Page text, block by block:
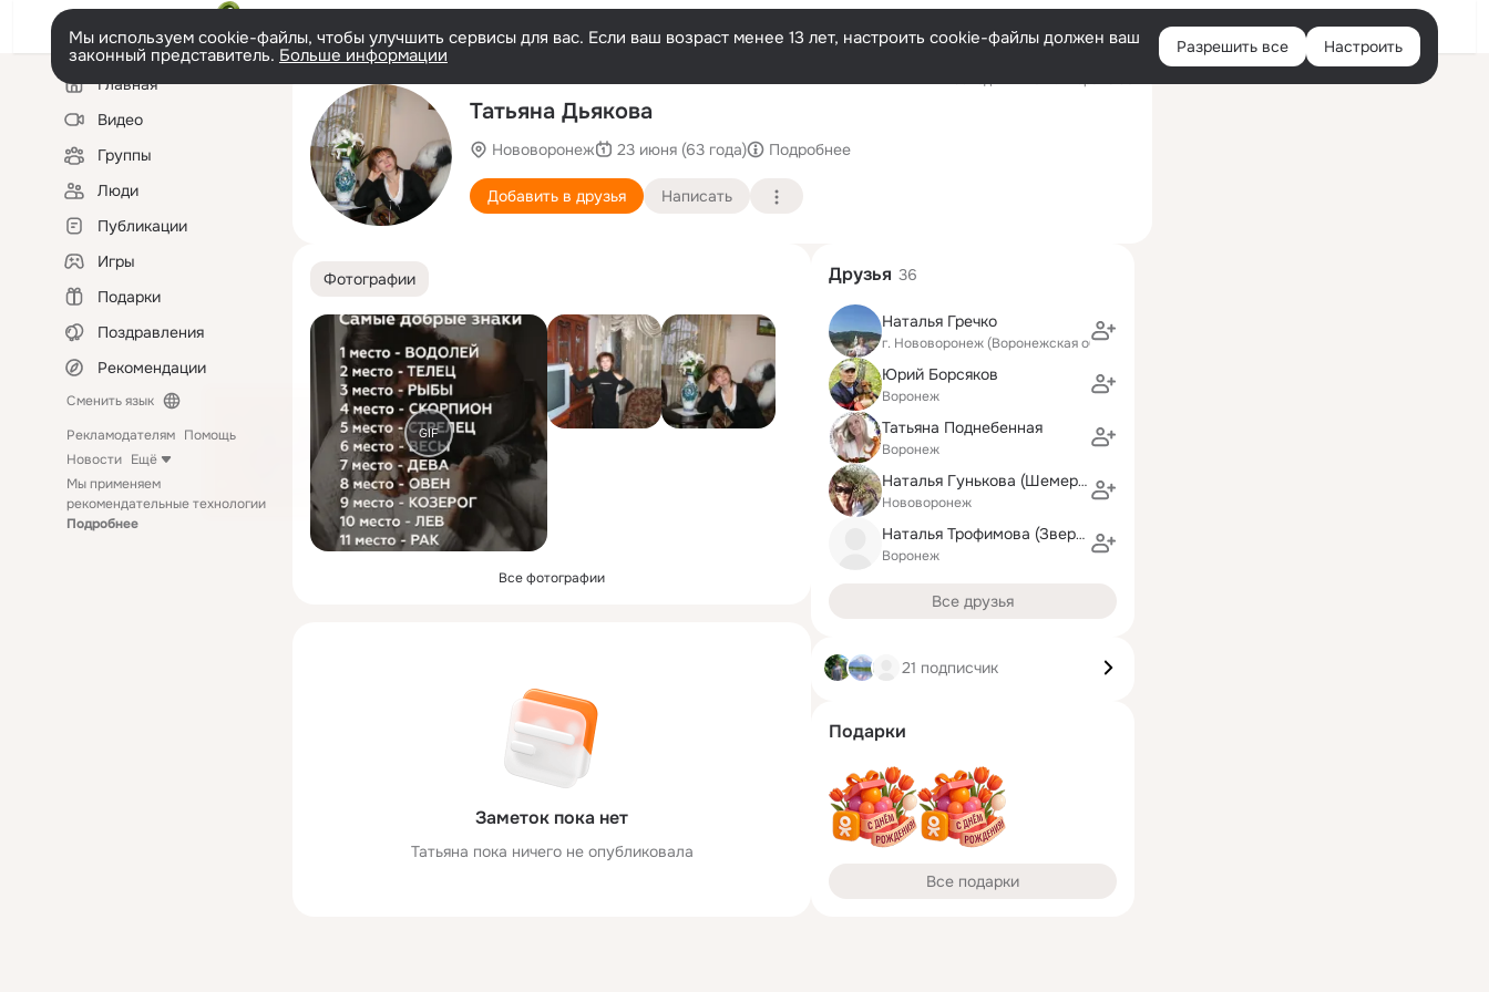
Войти
Мы используем cookie-файлы, чтобы улучшить сервисы для вас. Если ваш возраст менее 13 лет, настроить cookie-файлы должен ваш
законный представитель. Больше информации Разрешить все Настроить
Левая
колонкаГлавная
Видео
Группы
Люди
Публикации
Игры
Подарки
Поздравления
Рекомендации
Сменить язык
Рекламодателям Помощь
Новости Ещё
Мы применяем
рекомендательные технологии
Подробнее
Татьяна Дьякова
Нововоронеж 23 июня (63 года) Подробнее
Добавить в друзья Написать
Фотографии
GIF
Все фотографии
Заметок пока нет
Татьяна пока ничего не опубликовала
Друзья 36
Наталья Гречко
г. Нововоронеж (Воронежская область)
Юрий Борсяков
Воронеж
Татьяна Поднебенная
Воронеж
Наталья Гунькова (Шемерянкина)
Нововоронеж
Наталья Трофимова (Зверева)
Воронеж
Все друзья
21 подписчик
Подарки
Все подарки